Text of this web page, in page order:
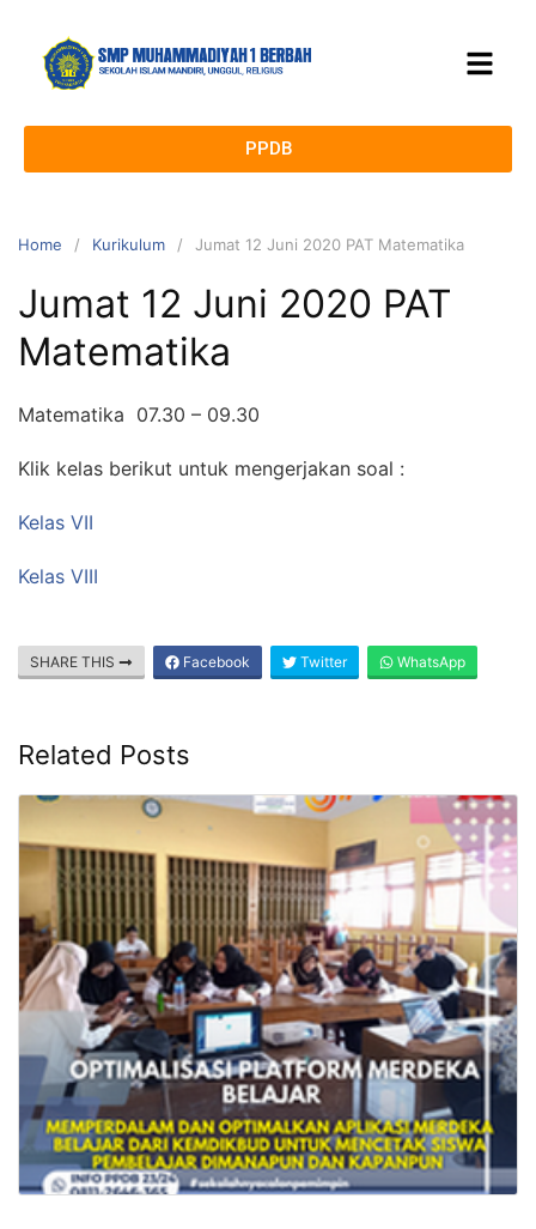
PPDB
Home Kurikulum Jumat 12 Juni 2020 PAT Matematika
Jumat 12 Juni 2020 PAT
Matematika
Matematika 07.30 – 09.30
Klik kelas berikut untuk mengerjakan soal :
Kelas VII
Kelas VIII
SHARE THIS Facebook Twitter WhatsApp
Related Posts